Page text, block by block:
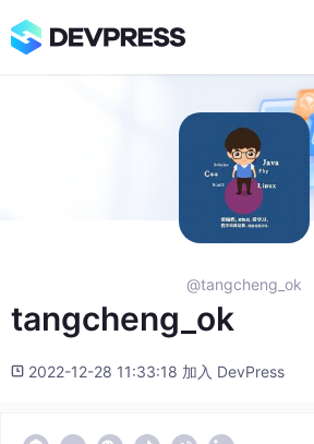
@tangcheng_ok
tangcheng_ok
2022-12-28 11:33:18 加入 DevPress